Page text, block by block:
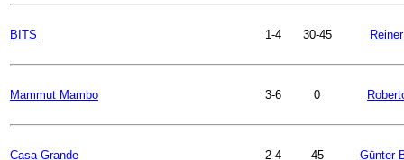
BITS 1-4 30-45
Mammut Mambo 3-6 0
Casa Grande 2-4 45 Günter